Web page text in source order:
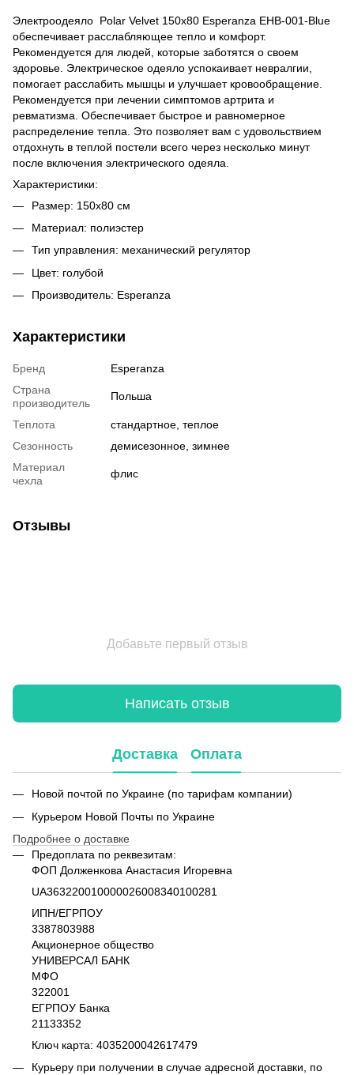
Электроодеяло Polar Velvet 150х80 Esperanza EHB-001-Blue
обеспечивает расслабляющее тепло и комфорт.
Рекомендуется для людей, которые заботятся о своем
здоровье. Электрическое одеяло успокаивает невралгии,
помогает расслабить мышцы и улучшает кровообращение.
Рекомендуется при лечении симптомов артрита и
ревматизма. Обеспечивает быстрое и равномерное
распределение тепла. Это позволяет вам с удовольствием
отдохнуть в теплой постели всего через несколько минут
после включения электрического одеяла.
Характеристики:
Размер: 150х80 см
Материал: полиэстер
Тип управления: механический регулятор
Цвет: голубой
Производитель: Esperanza
Характеристики
Бренд
Esperanza
Страна
производитель
Польша
Теплота
стандартное, теплое
Сезонность
демисезонное, зимнее
Материал
чехла
флис
Отзывы
Добавьте первый отзыв
Написать отзыв
Доставка Оплата
Новой почтой по Украине (по тарифам компании)
Курьером Новой Почты по Украине
Подробнее о доставке
Предоплата по реквезитам:
ФОП Долженкова Анастасия Игоревна
UA363220010000026008340100281
ИПН/ЕГРПОУ
3387803988
Акционерное общество
УНИВЕРСАЛ БАНК
МФО
322001
ЕГРПОУ Банка
21133352
Ключ карта: 4035200042617479
Курьеру при получении в случае адресной доставки, по